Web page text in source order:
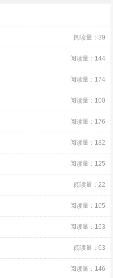
阅读量：39
阅读量：144
阅读量：174
阅读量：100
阅读量：176
阅读量：182
阅读量：125
阅读量：22
阅读量：105
阅读量：163
阅读量：63
阅读量：146